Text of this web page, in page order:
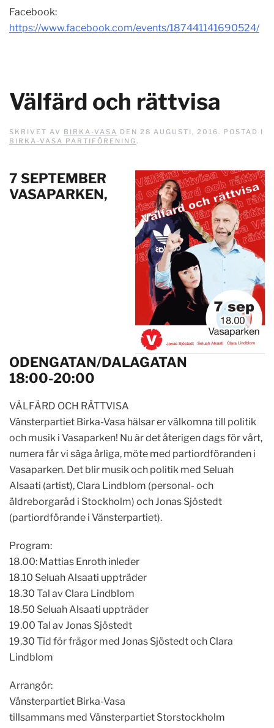
Facebook:
https://www.facebook.com/events/187441141690524/
Välfärd och rättvisa
SKRIVET AV BIRKA-VASA DEN 28 AUGUSTI, 2016 . POSTAD I
BIRKA-VASA PARTIFÖRENING .
7 SEPTEMBER
VASAPARKEN,
ODENGATAN/DALAGATAN
18:00-20:00
VÄLFÄRD OCH RÄTTVISA
Vänsterpartiet Birka-Vasa hälsar er välkomna till politik
och musik i Vasaparken! Nu är det återigen dags för vårt,
numera får vi säga årliga, möte med partiordföranden i
Vasaparken. Det blir musik och politik med Seluah
Alsaati (artist), Clara Lindblom (personal- och
äldreborgaråd i Stockholm) och Jonas Sjöstedt
(partiordförande i Vänsterpartiet).
Program:
18.00: Mattias Enroth inleder
18.10 Seluah Alsaati uppträder
18.30 Tal av Clara Lindblom
18.50 Seluah Alsaati uppträder
19.00 Tal av Jonas Sjöstedt
19.30 Tid för frågor med Jonas Sjöstedt och Clara
Lindblom
Arrangör:
Vänsterpartiet Birka-Vasa
tillsammans med Vänsterpartiet Storstockholm